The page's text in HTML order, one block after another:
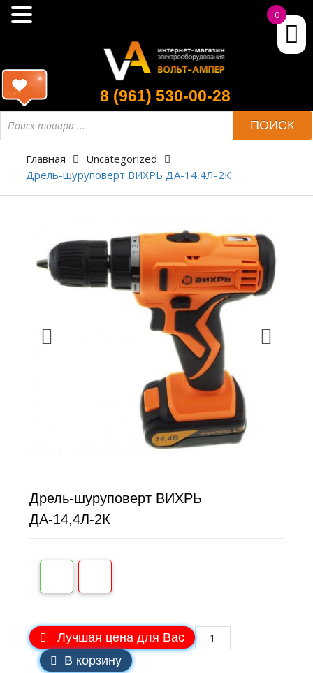
8 (961) 530-00-28
ПОИСК
Главная
Uncategorized
Дрель-шуруповерт ВИХРЬ ДА-14,4Л-2К
Дрель-шуруповерт ВИХРЬ
ДА-14,4Л-2К
Лучшая цена для Вас
В корзину
0